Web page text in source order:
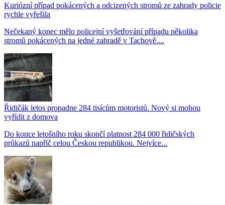
Kuriózní případ pokácených a odcizených stromů ze zahrady policie
rychle vyřešila
Nečekaný konec mělo policejní vyšetřování případu několika
stromů pokácených na jedné zahradě v Tachově....
Řidičák letos propadne 284 tisícům motoristů. Nový si mohou
vyřídit z domova
Do konce letošního roku skončí platnost 284 000 řidičských
průkazů napříč celou Českou republikou. Nejvíce...